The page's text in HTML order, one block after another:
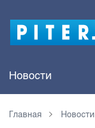
Новости
Главная Новости